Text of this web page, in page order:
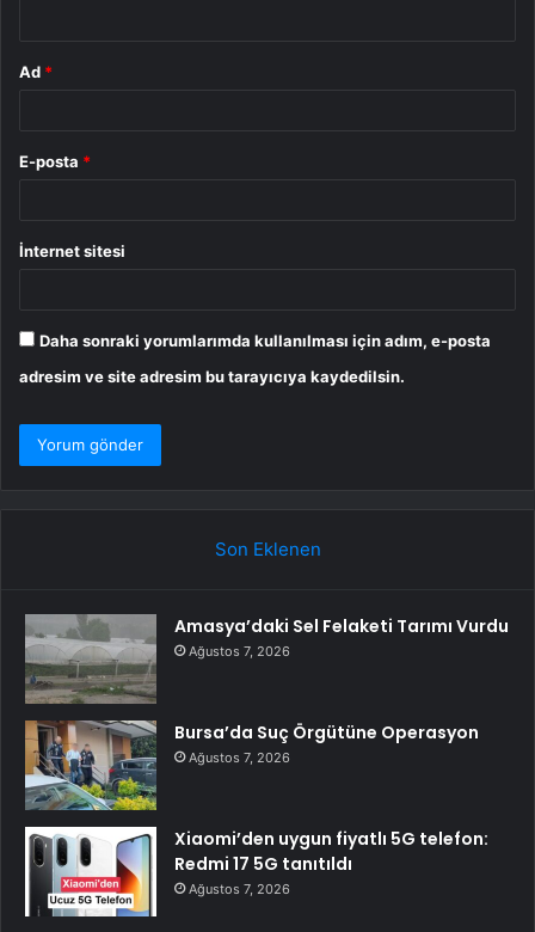
Ad *
E-posta *
İnternet sitesi
Daha sonraki yorumlarımda kullanılması için adım, e-posta
adresim ve site adresim bu tarayıcıya kaydedilsin.
Son Eklenen
Amasya’daki Sel Felaketi Tarımı Vurdu
Ağustos 7, 2026
Bursa’da Suç Örgütüne Operasyon
Ağustos 7, 2026
Xiaomi’den uygun fiyatlı 5G telefon:
Redmi 17 5G tanıtıldı
Ağustos 7, 2026